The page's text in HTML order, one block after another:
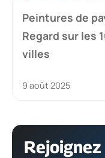
Peintures de
Regard sur les
villes
9 août 2025